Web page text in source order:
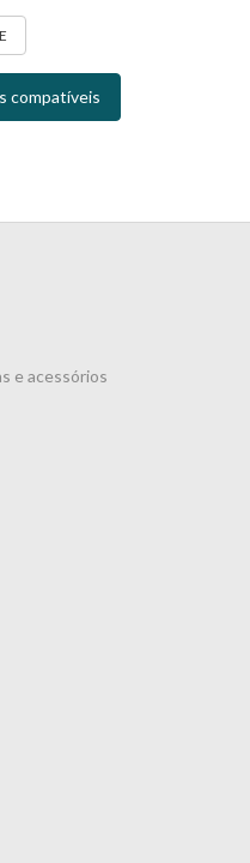
compatíveis
e acessórios